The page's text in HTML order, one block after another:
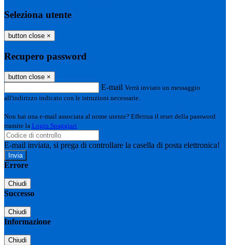
Seleziona utente
button close ×
Recupero password
button close ×
E-mail Verrà inviato un messaggio
all'indirizzo indicato con le istruzioni necessarie.
Non hai una e-mail associata al nome utente? Effettua il reset della password
tramite la Login Spaggiari
E-mail inviata, si prega di controllare la casella di posta elettronica!
Errore
Chiudi
Successo
Chiudi
Informazione
Chiudi